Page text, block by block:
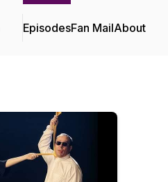
EpisodesFan MailAbout